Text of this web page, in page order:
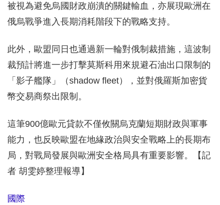
被視為避免烏國財政崩潰的關鍵輸血，亦展現歐洲在
俄烏戰爭進入長期消耗階段下的戰略支持。
此外，歐盟同日也通過新一輪對俄制裁措施，這波制
裁預計將進一步打擊莫斯科用來規避石油出口限制的
「影子艦隊」（shadow fleet），並對俄羅斯加密貨
幣交易商祭出限制。
這筆900億歐元貸款不僅攸關烏克蘭短期財政與軍事
能力，也反映歐盟在地緣政治與安全戰略上的長期布
局，對戰局發展與歐洲安全格局具有重要影響。【記
者 胡雯婷整理報導】
國際